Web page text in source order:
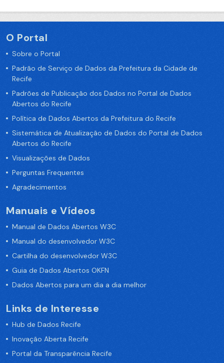
O Portal
Sobre o Portal
Padrão de Serviço de Dados da Prefeitura da Cidade de
Recife
Padrões de Publicação dos Dados no Portal de Dados
Abertos do Recife
Política de Dados Abertos da Prefeitura do Recife
Sistemática de Atualização de Dados do Portal de Dados
Abertos do Recife
Visualizações de Dados
Perguntas Frequentes
Agradecimentos
Manuais e Vídeos
Manual de Dados Abertos W3C
Manual do desenvolvedor W3C
Cartilha do desenvolvedor W3C
Guia de Dados Abertos OKFN
Dados Abertos para um dia a dia melhor
Links de Interesse
Hub de Dados Recife
Inovação Aberta Recife
Portal da Transparência Recife